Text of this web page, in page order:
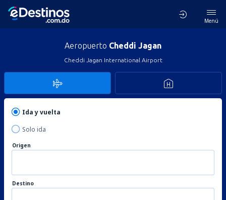
Menú
Aeropuerto Cheddi Jagan
Cheddi Jagan International Airport
Ida y vuelta
Solo ida
Origen
Destino